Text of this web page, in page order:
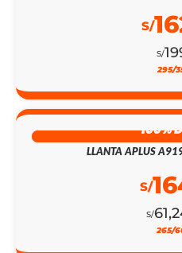
S/
S/
295/
100%
LLANTA APLUS
S/
S/
265/